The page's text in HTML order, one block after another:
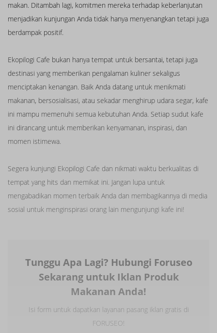
makan. Ditambah lagi, komitmen mereka terhadap keberlanjutan
menjadikan kunjungan Anda tidak hanya menyenangkan tetapi juga
berdampak positif.
Ekopilogi Cafe bukan hanya tempat untuk bersantai, tetapi juga
destinasi yang memberikan pengalaman kuliner sekaligus
menciptakan kenangan. Baik Anda datang untuk menikmati
makanan, bersosialisasi, atau sekadar menghirup udara segar, kafe
ini mampu memenuhi semua kebutuhan Anda. Setiap sudut kafe
ini dirancang untuk memberikan kenyamanan, inspirasi, dan
momen istimewa.
Segera kunjungi Ekopilogi Cafe dan nikmati waktu berkualitas di
tempat yang hits dan memikat ini. Jangan lupa untuk
mengabadikan momen terbaik Anda dan membagikannya di media
sosial untuk menginspirasi orang lain mengunjungi kafe ini!
Tunggu Apa Lagi? Hubungi Foruseo
Sekarang untuk Iklan Produk
Makanan Anda!
Isi form untuk dapatkan layanan pasang iklan gratis di
FORUSEO!